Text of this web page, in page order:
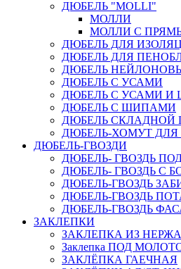
ДЮБЕЛЬ "МOLLI"
МОЛЛИ
МОЛЛИ С
ДЮБЕЛЬ ДЛЯ
ДЮБЕЛЬ ДЛЯ
ДЮБЕЛЬ
ДЮБЕЛЬ С УСАМИ
ДЮБЕЛЬ С УСАМИ И
ДЮБЕЛЬ С ШИПАМИ
ДЮБЕЛЬ
ДЮБЕЛЬ-ХОМУТ ДЛЯ
ДЮБЕЛЬ-ГВОЗДИ
ДЮБЕЛЬ- ГВОЗДЬ
ДЮБЕЛЬ- ГВОЗДЬ С
ДЮБЕЛЬ-ГВОЗДЬ
ДЮБЕЛЬ-ГВОЗДЬ
ДЮБЕЛЬ-ГВОЗДЬ
ЗАКЛЕПКИ
ЗАКЛЕПКА ИЗ
Заклепка ПОД
ЗАКЛЁПКА ГАЕЧНАЯ